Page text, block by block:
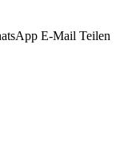
E-Mail Teilen